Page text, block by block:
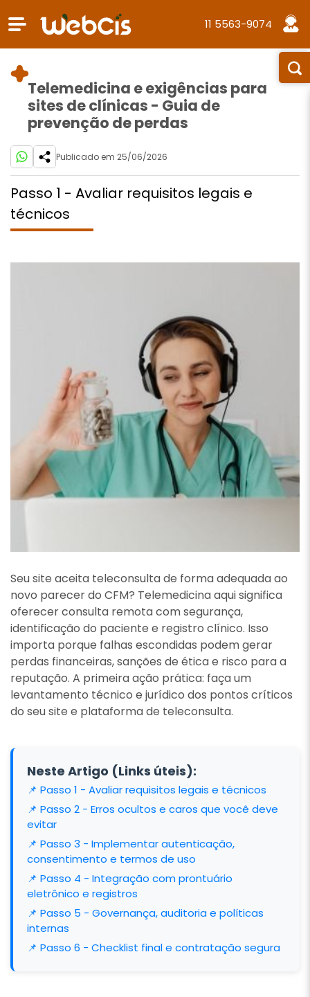
11 5563-9074
Telemedicina e exigências para
sites de clínicas - Guia de
prevenção de perdas
Publicado em 25/06/2026
Passo 1 - Avaliar requisitos legais e
técnicos
Seu site aceita teleconsulta de forma adequada ao
novo parecer do CFM? Telemedicina aqui significa
oferecer consulta remota com segurança,
identificação do paciente e registro clínico. Isso
importa porque falhas escondidas podem gerar
perdas financeiras, sanções de ética e risco para a
reputação. A primeira ação prática: faça um
levantamento técnico e jurídico dos pontos críticos
do seu site e plataforma de teleconsulta.
Neste Artigo (Links úteis):
📌 Passo 1 - Avaliar requisitos legais e técnicos
📌 Passo 2 - Erros ocultos e caros que você deve
evitar
📌 Passo 3 - Implementar autenticação,
consentimento e termos de uso
📌 Passo 4 - Integração com prontuário
eletrônico e registros
📌 Passo 5 - Governança, auditoria e políticas
internas
📌 Passo 6 - Checklist final e contratação segura